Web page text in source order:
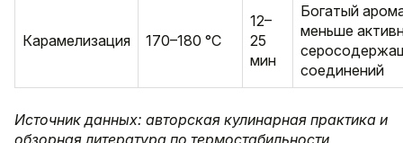
Карамелизация 170–180 °C
12–
25
мин
Богатый
меньше
соединений
Источник данных: авторская кулинарная практика и
обзорная литература по термостабильности